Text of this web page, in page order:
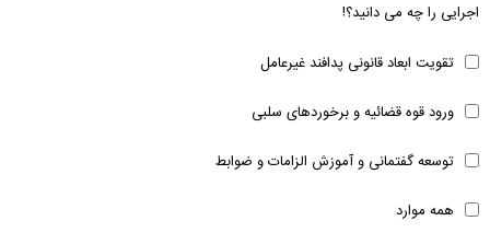
اجرایی را چه می دانید؟!
تقویت ابعاد قانونی پدافند غیرعامل
ورود قوه قضائیه و برخوردهای سلبی
توسعه گفتمانی و آموزش الزامات و ضوابط
همه موارد